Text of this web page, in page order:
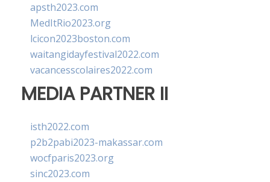
apsth2023.com
MedItRio2023.org
lcicon2023boston.com
waitangidayfestival2022.com
vacancesscolaires2022.com
MEDIA PARTNER II
isth2022.com
p2b2pabi2023-makassar.com
wocfparis2023.org
sinc2023.com